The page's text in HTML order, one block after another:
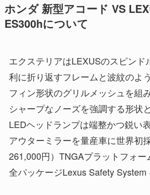
ホンダ 新型アコード VS
ES300hについて
エクステリアはLEXUSのスピンド
利に折り返すフレームと波紋のよ
フィン形状のグリルメッシュを組
シャープなノーズを強調する形状
LEDヘッドランプは端整かつ鋭い
アウターミラーを量産車に世界初
261,000円）TNGAプラットフォー
全パッケージLexus Safety System